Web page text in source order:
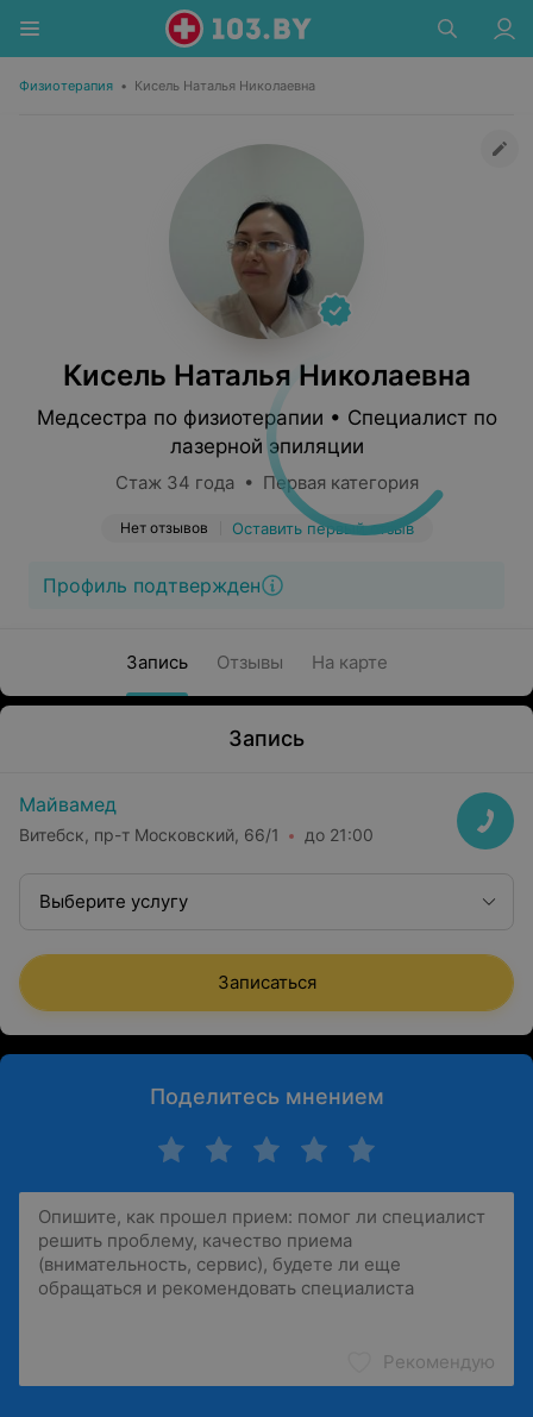
Физиотерапия • Кисель Наталья Николаевна
Кисель Наталья Николаевна
Медсестра по физиотерапии • Специалист по
лазерной эпиляции
Стаж 34 года • Первая категория
Нет отзывов Оставить первый отзыв
Профиль подтвержден
Запись Отзывы На карте
Запись
Майвамед
Витебск, пр-т Московский, 66/1 до 21:00
Выберите услугу
Записаться
Поделитесь мнением
Рекомендую